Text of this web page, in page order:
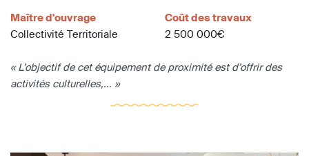
Maître d'ouvrage
Collectivité Territoriale
Coût des travaux
2 500 000€
« L’objectif de cet équipement de proximité est d’offrir des
activités culturelles,... »